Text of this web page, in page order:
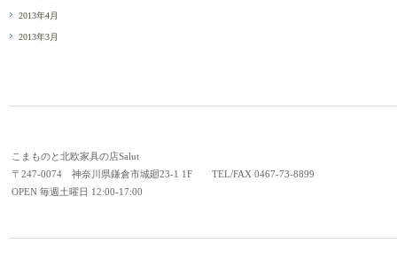
2013年4月
2013年3月
こまものと北欧家具の店Salut
〒247-0074 神奈川県鎌倉市城廻23-1 1F TEL/FAX 0467-73-8899
OPEN 毎週土曜日 12:00-17:00